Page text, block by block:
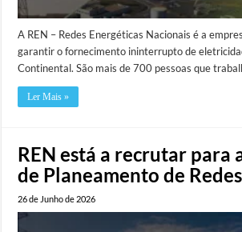
A REN – Redes Energéticas Nacionais é a
garantir o fornecimento ininterrupto de
Continental. São mais de 700 pessoas que
Ler Mais »
REN está a recrutar para
de Planeamento de Redes
26 de Junho de 2026